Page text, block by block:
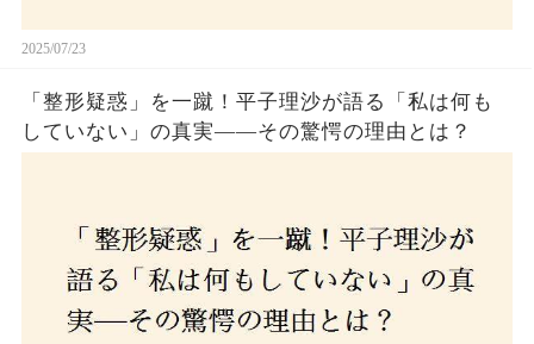
2025/07/23
「整形疑惑」を一蹴！平子理沙が語る「私は何も
していない」の真実——その驚愕の理由とは？